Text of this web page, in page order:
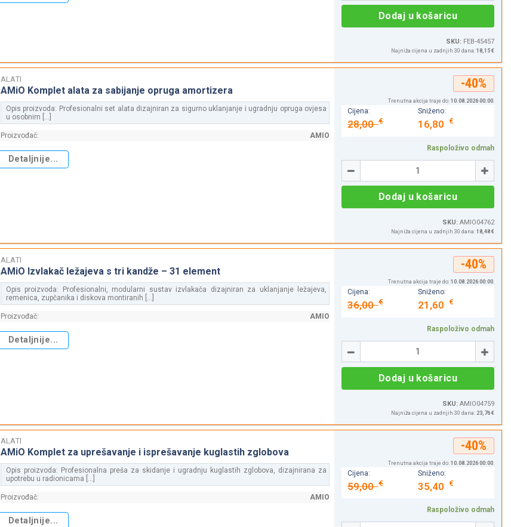
Dodaj u košaricu
SKU:FEB-45457
Najniža cijena u zadnjih 30 dana: 18,15 €
ALATI
AMiO Komplet alata za sabijanje opruga amortizera
Opis proizvoda: Profesionalni set alata dizajniran za sigurno uklanjanje i ugradnju opruga ovjesa
u osobnim [...]
Proizvođač: AMIO
Detaljnije...
-40%
Trenutna akcija traje do: 10.08.2026 00:00.
Cijena:
28,00€
Sniženo:
16,80 €
Raspoloživo odmah
-
Količina
+
Dodaj u košaricu
SKU:AMIO04762
Najniža cijena u zadnjih 30 dana: 18,48 €
ALATI
AMiO Izvlakač ležajeva s tri kandže – 31 element
Opis proizvoda: Profesionalni, modularni sustav izvlakača dizajniran za uklanjanje ležajeva,
remenica, zupčanika i diskova montiranih [...]
Proizvođač: AMIO
Detaljnije...
-40%
Trenutna akcija traje do: 10.08.2026 00:00.
Cijena:
36,00€
Sniženo:
21,60 €
Raspoloživo odmah
-
Količina
+
Dodaj u košaricu
SKU:AMIO04759
Najniža cijena u zadnjih 30 dana: 23,76 €
ALATI
AMiO Komplet za uprešavanje i isprešavanje kuglastih zglobova
Opis proizvoda: Profesionalna preša za skidanje i ugradnju kuglastih zglobova, dizajnirana za
upotrebu u radionicama [...]
Proizvođač: AMIO
Detaljnije...
-40%
Trenutna akcija traje do: 10.08.2026 00:00.
Cijena:
59,00€
Sniženo:
35,40 €
Raspoloživo odmah
Količina